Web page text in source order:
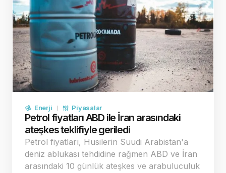
Enerji Piyasalar
Petrol fiyatları ABD ile İran arasındaki
ateşkes teklifiyle geriledi
Petrol fiyatları, Husilerin Suudi Arabistan'a
deniz ablukası tehdidine rağmen ABD ve İran
arasındaki 10 günlük ateşkes ve arabuluculuk